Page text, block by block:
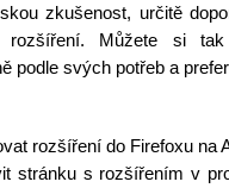
zkušenost, určitě
rozšíření. Můžete si
podle svých potřeb a
rozšíření do Firefoxu na
stránku s rozšířením v